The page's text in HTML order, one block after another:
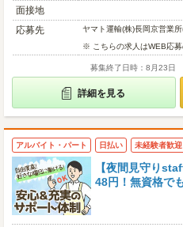
面接地
応募先
ヤマト運輸(株)長岡京営業
※ こちらの求人はWEB応
募集終了日時：8月23日
詳細を見る
アルバイト・パート 日払い 未経験者歓迎
【夜間見守り
48円！無資格で